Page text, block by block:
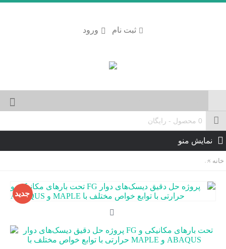
ورود ثبت نام
0 محصول - رایگان
نمایش منو
خانه پروژه حل دقیق دیسک‌های دوار FG تحت بارهای مکانیکی و حرارتی با توابع خواص مختلف با MAPLE و ABAQUS
جدید